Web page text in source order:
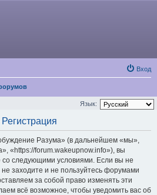
Вход
Язык:
Разума» (в дальнейшем «мы»,
«https://forum.wakeupnow.info»), вы
со следующими условиями. Если вы не
заходите и не пользуйтесь форумами
за собой право изменять эти
всё возможное, чтобы уведомить вас об